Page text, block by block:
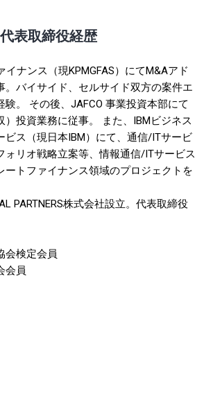
代表取締役経歴
イナンス（現KPMGFAS）にてM&Aアド
。バイサイド、セルサイド双方の案件エ
験。 その後、JAFCO 事業投資本部にて
）投資業務に従事。 また、IBMビジネス
ビス（現日本IBM）にて、通信/ITサービ
ォリオ戦略立案等、情報通信/ITサービス
ートファイナンス領域のプロジェクトを
PARTNERS株式会社設立。代表取締役
会検定会員
会員